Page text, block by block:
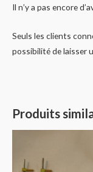
Il n’y a pas encore
Seuls les clients
possibilité de laisser
Produits